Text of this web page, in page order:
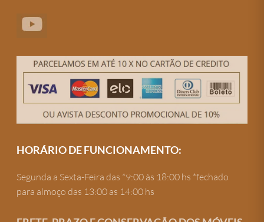
HORÁRIO DE FUNCIONAMENTO:
Segunda a Sexta-Feira das *9:00 às 18:00 hs *fechado
para almoço das 13:00 as 14:00 hs